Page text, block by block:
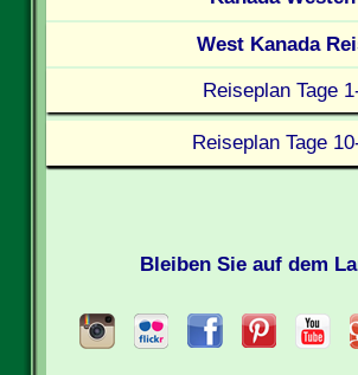
West Kanada
Reiseplan Tage
Reiseplan Tage
Bleiben Sie auf dem